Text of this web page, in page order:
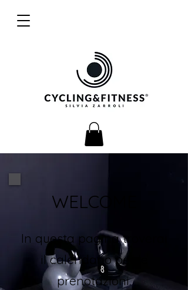
WELCOME
In questa pagina troverai
il calendario per le
prenotazioni.